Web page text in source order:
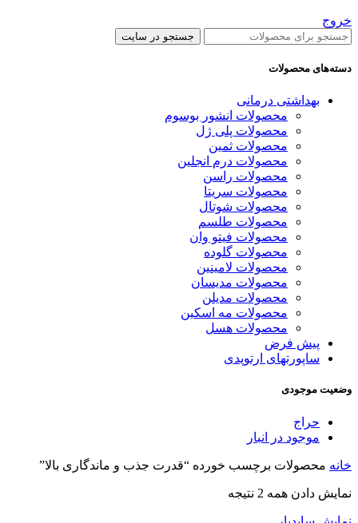
خروج
جستجو در سایت
دسته‌های محصولات
بهداشتی درمانی
محصولات انشور بوسوم
محصولات پلی ژل
محصولات ثمین
محصولات درم انجلین
محصولات راسن
محصولات سریتا
محصولات شوتال
محصولات طلسم
محصولات فیتو وان
محصولات گلوده
محصولات لامینین
محصولات مدیسان
محصولات مدیلن
محصولات مه اسکین
محصولات هسل
پیش فرض
ساپورتهای ارتوپدی
وضعیت موجودی
حراج
موجود در انبار
خانه محصولات برچسب خورده “قدرت جذب و ماندگاری بالا”
نمایش دادن همه 2 نتیجه